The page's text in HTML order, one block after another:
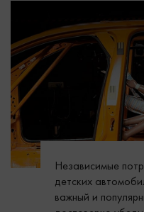
Независимые
детских
важный и